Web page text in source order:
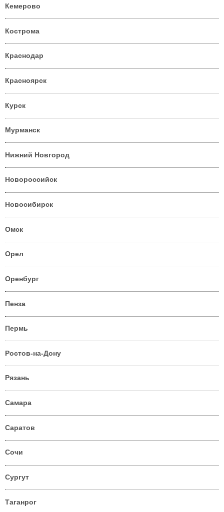
Кемерово
Кострома
Краснодар
Красноярск
Курск
Мурманск
Нижний Новгород
Новороссийск
Новосибирск
Омск
Орел
Оренбург
Пенза
Пермь
Ростов-на-Дону
Рязань
Самара
Саратов
Сочи
Сургут
Таганрог